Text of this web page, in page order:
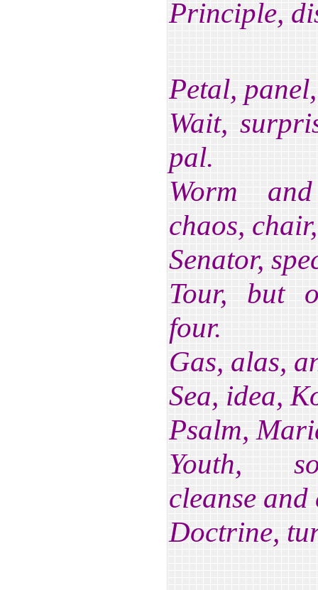
Principle,
Petal,
Wait,
pal.
Worm
chaos, chair,
Senator,
Tour, but
four.
Gas, alas,
Sea, idea,
Psalm,
Youth,
cleanse and
Doctrine,